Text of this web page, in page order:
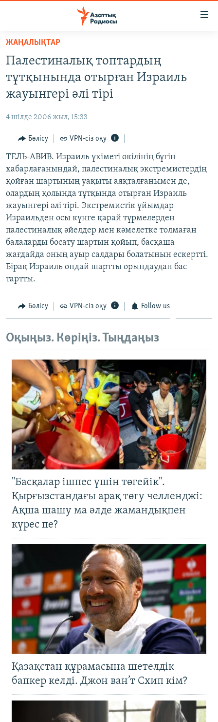
Skip
main
content
Skip
to
main
Search
AZATTYQTV
АДАМ ҚҰҚЫҚТАРЫ
ӘЛЕУМЕТ
ӘЛЕМ
АРНАЙЫ ЖОБАЛАР
Русский
ЖАЗЫЛЫҢЫЗ
Басқа тілдерде
ЖАҢАЛЫҚТАР
Палестиналық топтардың
тұтқынында отырған Израиль
жауынгері әлі тірі
4 шілде 2006 жыл, 15:33
Бөлісу VPN-сіз оқу
ТЕЛЬ-АВИВ. Израиль үкіметі өкілінің бүгін
хабарлағанындай, палестиналық экстремистердің
қойған шартының уақыты аяқталғанымен де,
олардың қолында тұтқында отырған Израиль
жауынгері әлі тірі. Экстремистік ұйымдар
Израильден осы күнге қарай түрмелерден
палестиналық әйелдер мен кәмелетке толмаған
балаларды босату шартын қойып, басқаша
жағдайда оның ауыр салдары болатынын ескертті.
Бірақ Израиль ондай шартты орындаудан бас
тартты.
Бөлісу VPN-сіз оқу Follow us
Оқыңыз. Көріңіз. Тыңдаңыз
"Басқалар ішпес үшін төгейік".
Қырғызстандағы арақ төгу челленджі:
Ақша шашу ма әлде жамандықпен
күрес пе?
Қазақстан құрамасына шетелдік
бапкер келді. Джон ван’т Схип кім?